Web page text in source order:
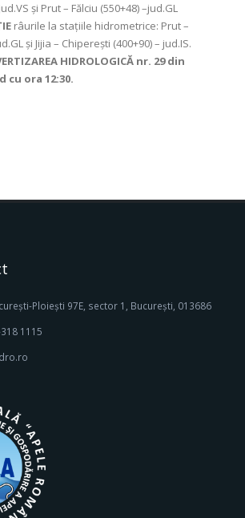
şi Prut – Fălciu (550+48) –jud.GL
râurile la stațiile hidrometrice: Prut –
şi Jijia – Chipereşti (400+90) – jud.IS.
HIDROLOGICĂ nr. 29 din
cu ora 12:30.
Ploiești 97E, sector 1, București, 013686
1115